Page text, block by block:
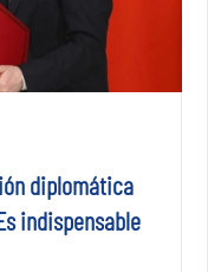
diplomática
indispensable